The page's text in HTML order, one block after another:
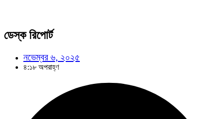
ডেস্ক রিপোর্ট
নভেম্বর ৬, ২০২৫
৪:১৮ অপরাহ্ণ